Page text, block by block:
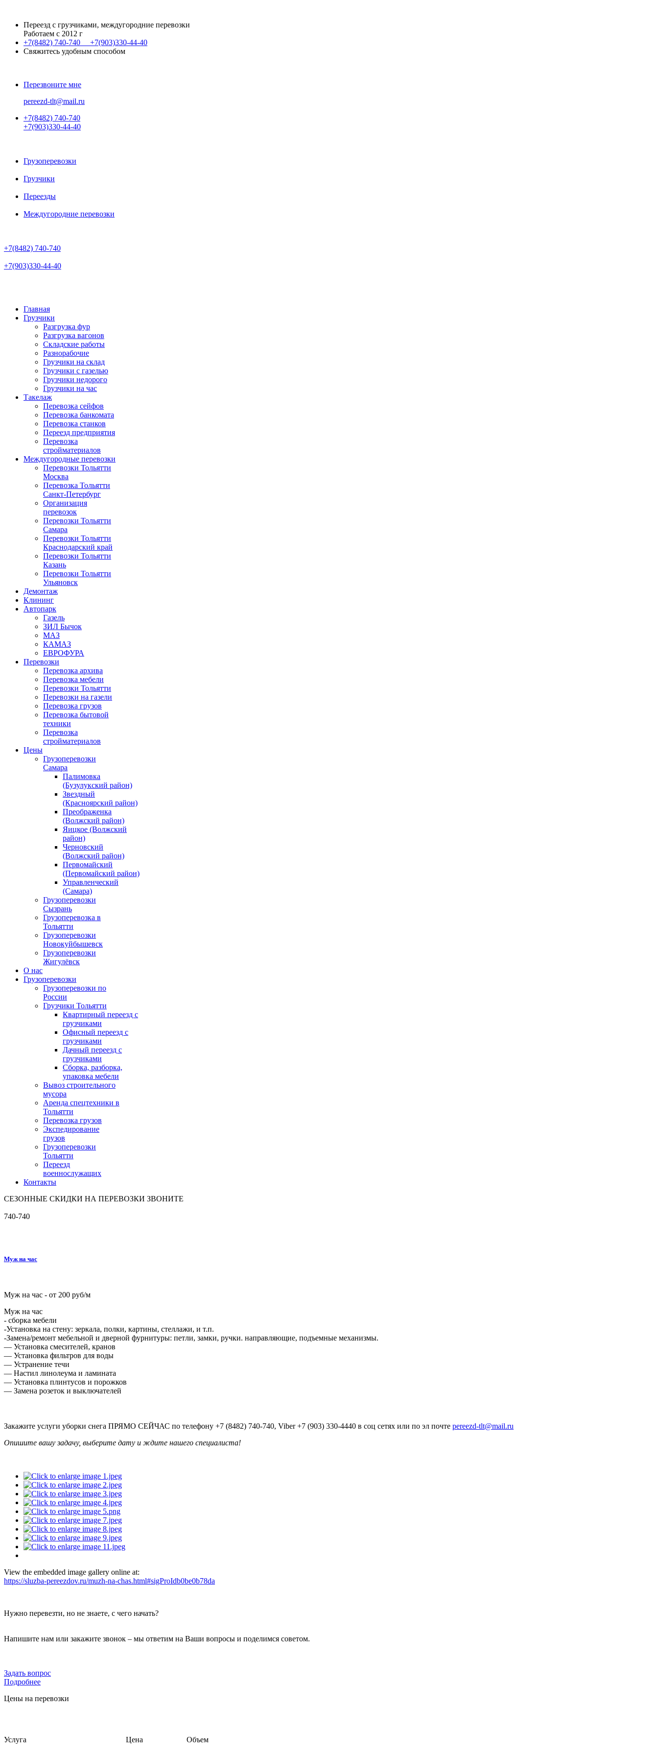
Переезд с грузчиками, междугородние перевозки
Работаем с 2012 г
+7(8482) 740-740 +7(903)330-44-40
Свяжитесь удобным способом
Перезвоните мне
pereezd-tlt@mail.ru
+7(8482) 740-740
+7(903)330-44-40
Грузоперевозки
Грузчики
Переезды
Междугородние перевозки
+7(8482) 740-740
+7(903)330-44-40
Главная
Грузчики
Разгрузка фур
Разгрузка вагонов
Складские работы
Разнорабочие
Грузчики на склад
Грузчики с газелью
Грузчики недорого
Грузчики на час
Такелаж
Перевозка сейфов
Перевозка банкомата
Перевозка станков
Переезд предприятия
Перевозка
стройматериалов
Междугородные перевозки
Перевозки Тольятти
Москва
Перевозка Тольятти
Санкт-Петербург
Организация
перевозок
Перевозки Тольятти
Самара
Перевозки Тольятти
Краснодарский край
Перевозки Тольятти
Казань
Перевозки Тольятти
Ульяновск
Демонтаж
Клининг
Автопарк
Газель
ЗИЛ Бычок
МАЗ
КАМАЗ
ЕВРОФУРА
Перевозки
Перевозка архива
Перевозка мебели
Перевозки Тольятти
Перевозки на газели
Перевозка грузов
Перевозка бытовой
техники
Перевозка
стройматериалов
Цены
Грузоперевозки
Самара
Палимовка
(Бузулукский район)
Звездный
(Красноярский район)
Преображенка
(Волжский район)
Яицкое (Волжский
район)
Черновский
(Волжский район)
Первомайский
(Первомайский район)
Управленческий
(Самара)
Грузоперевозки
Сызрань
Грузоперевозка в
Тольятти
Грузоперевозки
Новокуйбышевск
Грузоперевозки
Жигулёвск
О нас
Грузоперевозки
Грузоперевозки по
России
Грузчики Тольятти
Квартирный переезд с
грузчиками
Офисный переезд с
грузчиками
Дачный переезд с
грузчиками
Сборка, разборка,
упаковка мебели
Вывоз строительного
мусора
Аренда спецтехники в
Тольятти
Перевозка грузов
Экспедирование
грузов
Грузоперевозки
Тольятти
Переезд
военнослужащих
Контакты
СЕЗОННЫЕ СКИДКИ НА ПЕРЕВОЗКИ ЗВОНИТЕ
740-740
Муж на час
Муж на час - от 200 руб/м
Муж на час
- сборка мебели
-Установка на стену: зеркала, полки, картины, стеллажи, и т.п.
-Замена/ремонт мебельной и дверной фурнитуры: петли, замки, ручки. направляющие, подъемные механизмы.
— Установка смесителей, кранов
— Установка фильтров для воды
— Устранение течи
— Настил линолеума и ламината
— Установка плинтусов и порожков
— Замена розеток и выключателей
Закажите услуги уборки снега ПРЯМО СЕЙЧАС по телефону +7 (8482) 740-740, Viber +7 (903) 330-4440 в соц сетях или по эл почте pereezd-tlt@mail.ru
Опишите вашу задачу, выберите дату и ждите нашего специалиста!
View the embedded image gallery online at:
https://sluzba-pereezdov.ru/muzh-na-chas.html#sigProIdb0be0b78da
Нужно перевезти, но не знаете, с чего начать?
Напишите нам или закажите звонок – мы ответим на Ваши вопросы и поделимся советом.
Задать вопрос
Подробнее
Цены на перевозки
Услуга Цена Объем